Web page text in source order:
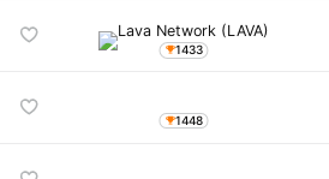
1433
1448